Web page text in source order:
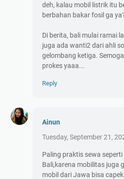
deh, kalau mobil listrik itu
berbahan bakar fosil ga
Di berita, bali mulai ramai
juga ada wanti2 dari ahli
gelombang ketiga.
prokes yaaa...
Reply
Ainun
Tuesday, September 21,
Paling praktis sewa
Bali,karena mobilitas juga
mobil dari Jawa bisa